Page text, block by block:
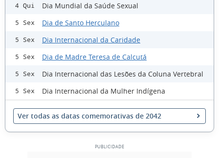
4 Qui Dia Mundial da Saúde Sexual
5 Sex Dia de Santo Herculano
5 Sex Dia Internacional da Caridade
5 Sex Dia de Madre Teresa de Calcutá
5 Sex Dia Internacional das Lesões da Coluna Vertebral
5 Sex Dia Internacional da Mulher Indígena
Ver todas as datas comemorativas de 2042